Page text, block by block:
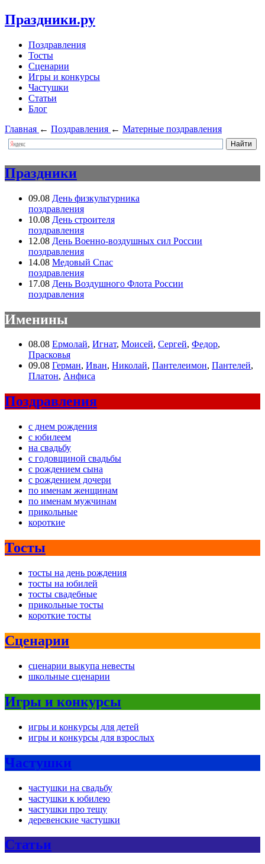
Праздники.ру
Поздравления
Тосты
Сценарии
Игры и конкурсы
Частушки
Статьи
Блог
Главная ← Поздравления ← Матерные поздравления
Праздники
09.08 День физкультурника
поздравления
10.08 День строителя
поздравления
12.08 День Военно-воздушных сил России
поздравления
14.08 Медовый Спас
поздравления
17.08 День Воздушного Флота России
поздравления
Именины
08.08 Ермолай, Игнат, Моисей, Сергей, Федор,
Прасковья
09.08 Герман, Иван, Николай, Пантелеимон, Пантелей,
Платон, Анфиса
Поздравления
с днем рождения
с юбилеем
на свадьбу
с годовщиной свадьбы
с рождением сына
с рождением дочери
по именам женщинам
по именам мужчинам
прикольные
короткие
Тосты
тосты на день рождения
тосты на юбилей
тосты свадебные
прикольные тосты
короткие тосты
Сценарии
сценарии выкупа невесты
школьные сценарии
Игры и конкурсы
игры и конкурсы для детей
игры и конкурсы для взрослых
Частушки
частушки на свадьбу
частушки к юбилею
частушки про тещу
деревенские частушки
Статьи